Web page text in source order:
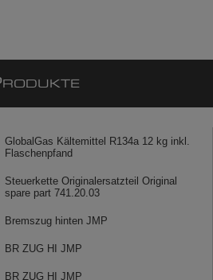
RODUKTE
GlobalGas Kältemittel R134a 12 kg inkl.
Flaschenpfand
Steuerkette Originalersatzteil Original
spare part 741.20.03
Bremszug hinten JMP
BR ZUG HI JMP
BR ZUG HI JMP